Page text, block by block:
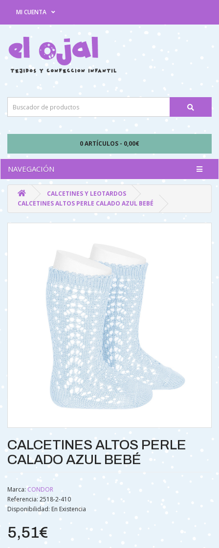
MI CUENTA
0 ARTÍCULOS - 0,00€
NAVEGACIÓN
CALCETINES Y LEOTARDOS
CALCETINES ALTOS PERLE CALADO AZUL BEBÉ
CALCETINES ALTOS PERLE
CALADO AZUL BEBÉ
Marca: CONDOR
Referencia: 2518-2-410
Disponibilidad: En Existencia
5,51€